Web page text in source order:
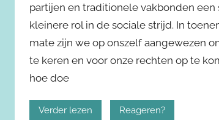
partijen en traditionele vakbonden een
kleinere rol in de sociale strijd. In
mate zijn we op onszelf aangewezen
te keren en voor onze rechten op te
hoe doe
Verder lezen Reageren?